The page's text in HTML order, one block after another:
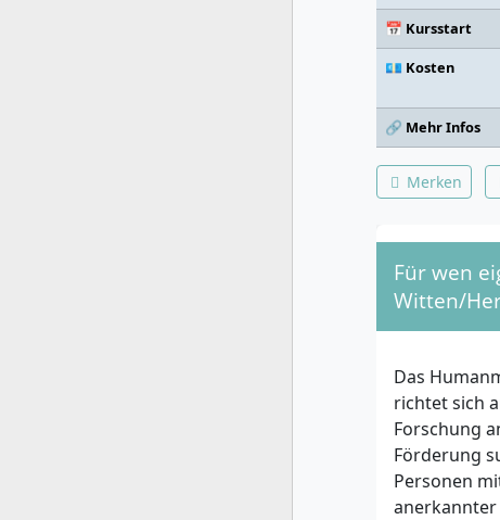
📅 Kursstart
💶 Kosten
🔗 Mehr Infos
Merken
Für wen
Witten/
Das
richtet sich
Forschung
Förderung
Personen
anerkannter